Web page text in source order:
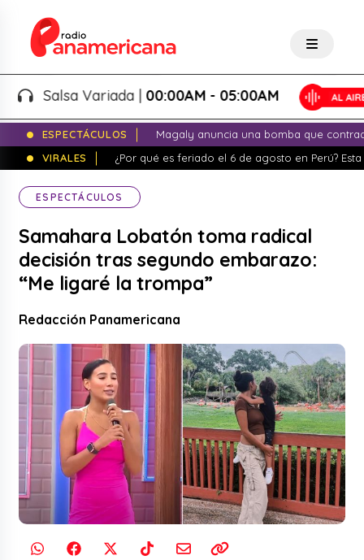
Salsa Variada |00:00AM - 05:00AM
ESPECTÁCULOS
Magaly anuncia una bomba que
VIRALES
¿Por qué es feriado el 6 de agosto en Perú?
ESPECTÁCULOS
Samahara Lobatón toma radical
decisión tras segundo embarazo:
“Me ligaré la trompa”
Redacción Panamericana